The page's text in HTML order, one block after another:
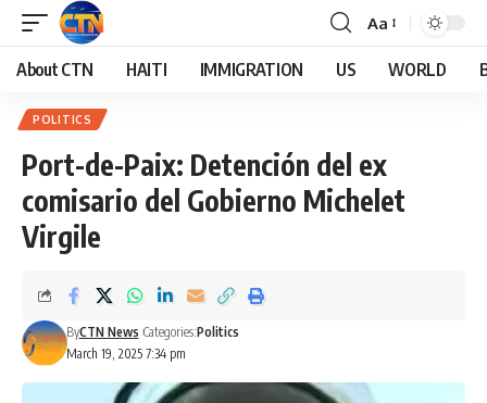
Aa
About CTN HAITI IMMIGRATION US WORLD
POLITICS
Port-de-Paix: Detención del ex
comisario del Gobierno Michelet
Virgile
March 19, 2025 7:34 pm
ByCTN News Categories:Politics